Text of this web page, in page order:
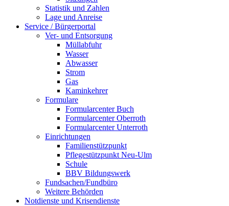
Statistik und Zahlen
Lage und Anreise
Service / Bürgerportal
Ver- und Entsorgung
Müllabfuhr
Wasser
Abwasser
Strom
Gas
Kaminkehrer
Formulare
Formularcenter Buch
Formularcenter Oberroth
Formularcenter Unterroth
Einrichtungen
Familienstützpunkt
Pflegestützpunkt Neu-Ulm
Schule
BBV Bildungswerk
Fundsachen/Fundbüro
Weitere Behörden
Notdienste und Krisendienste